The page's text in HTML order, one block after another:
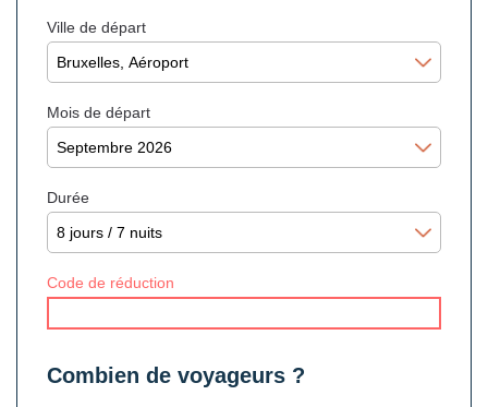
Ville de départ
Mois de départ
Durée
Code de réduction
Combien de voyageurs ?